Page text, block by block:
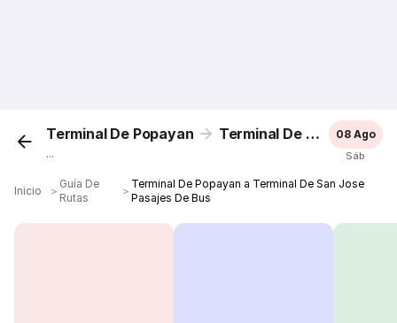
Terminal De Popayan Terminal De San Jose
...
08 Ago
Sáb
Inicio ＞
Guía De
Rutas
＞
Terminal De Popayan a Terminal De San Jose
Pasajes De Bus